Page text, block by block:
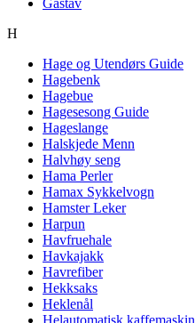
Gåstav
H
Hage og Utendørs Guide
Hagebenk
Hagebue
Hagesesong Guide
Hageslange
Halskjede Menn
Halvhøy seng
Hama Perler
Hamax Sykkelvogn
Hamster Leker
Harpun
Havfruehale
Havkajakk
Havrefiber
Hekksaks
Heklenål
Helautomatisk kaffemaskin